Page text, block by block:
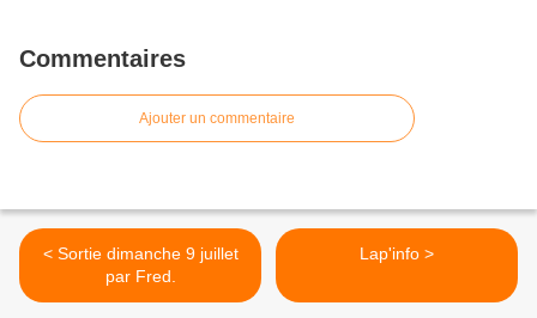
Commentaires
Ajouter un commentaire
< Sortie dimanche 9 juillet
par Fred.
Lap'info >